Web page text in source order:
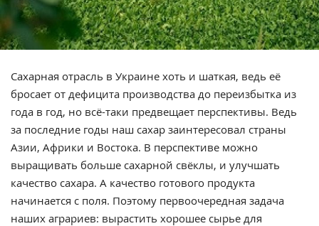
Сахарная отрасль в Украине хоть и шаткая, ведь её
бросает от дефицита производства до переизбытка из
года в год, но всё-таки предвещает перспективы. Ведь
за последние годы наш сахар заинтересовал страны
Азии, Африки и Востока. В перспективе можно
выращивать больше сахарной свёклы, и улучшать
качество сахара. А качество готового продукта
начинается с поля. Поэтому первоочередная задача
наших аграриев: вырастить хорошее сырье для